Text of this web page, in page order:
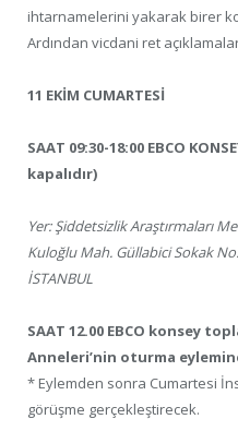
ihtarnamelerini yakarak birer
Ardından vicdani ret
11 EKİM CUMARTESİ
SAAT 09:30-18:00 EBCO
kapalıdır)
Yer: Şiddetsizlik Araştırmaları
Kuloğlu Mah. Güllabici Sokak
İSTANBUL
SAAT 12.00 EBCO konsey
Anneleri’nin oturma
* Eylemden sonra Cumartesi
görüşme gerçekleştirecek.